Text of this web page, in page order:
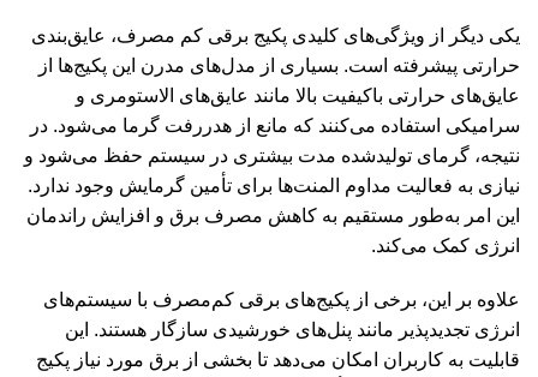
یکی دیگر از ویژگی‌های کلیدی پکیج برقی کم مصرف، عایق‌بندی
حرارتی پیشرفته است. بسیاری از مدل‌های مدرن این پکیج‌ها از
عایق‌های حرارتی باکیفیت بالا مانند عایق‌های الاستومری و
سرامیکی استفاده می‌کنند که مانع از هدررفت گرما می‌شود. در
نتیجه، گرمای تولیدشده مدت بیشتری در سیستم حفظ می‌شود و
نیازی به فعالیت مداوم المنت‌ها برای تأمین گرمایش وجود ندارد.
این امر به‌طور مستقیم به کاهش مصرف برق و افزایش راندمان
انرژی کمک می‌کند.
علاوه بر این، برخی از پکیج‌های برقی کم‌مصرف با سیستم‌های
انرژی تجدیدپذیر مانند پنل‌های خورشیدی سازگار هستند. این
قابلیت به کاربران امکان می‌دهد تا بخشی از برق مورد نیاز پکیج